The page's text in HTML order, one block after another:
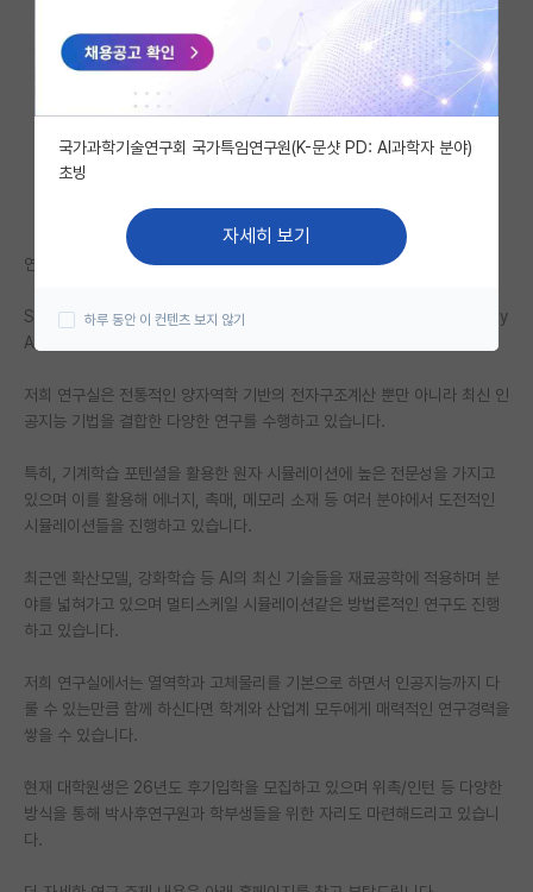
IF 명예의전당
자유 게시판(아무개랩)
미국 유학 게시판
미국 대학원 합격 후기 게시판
대학원생 모집 게시판
연구실(PI) 홍보 게시판
석박사 채용 정보 게시판
학부 인턴 게시판
임용 후기 게시판
PI 전용 게시판
인문사회 계열 게시판
특수/전문대학원 게시판
반도체/AI 게시판
장학금/장학생 게시판
연구실 소개
STREAM lab - Simulation and Theoretical Research Enabled by
AI for Materials
저희 연구실은 전통적인 양자역학 기반의 전자구조계산 뿐만 아니라 최신 인
공지능 기법을 결합한 다양한 연구를 수행하고 있습니다.
특히, 기계학습 포텐셜을 활용한 원자 시뮬레이션에 높은 전문성을 가지고
있으며 이를 활용해 에너지, 촉매, 메모리 소재 등 여러 분야에서 도전적인
시뮬레이션들을 진행하고 있습니다.
최근엔 확산모델, 강화학습 등 AI의 최신 기술들을 재료공학에 적용하며 분
야를 넓혀가고 있으며 멀티스케일 시뮬레이션같은 방법론적인 연구도 진행
하고 있습니다.
저희 연구실에서는 열역학과 고체물리를 기본으로 하면서 인공지능까지 다
룰 수 있는만큼 함께 하신다면 학계와 산업계 모두에게 매력적인 연구경력을
쌓을 수 있습니다.
현재 대학원생은 26년도 후기입학을 모집하고 있으며 위촉/인턴 등 다양한
방식을 통해 박사후연구원과 학부생들을 위한 자리도 마련해드리고 있습니
다.
국가과학기술연구회 국가특임연구원(K-문샷 PD: AI과학자 분야)
초빙
자세히 보기
하루 동안 이 컨텐츠 보지 않기